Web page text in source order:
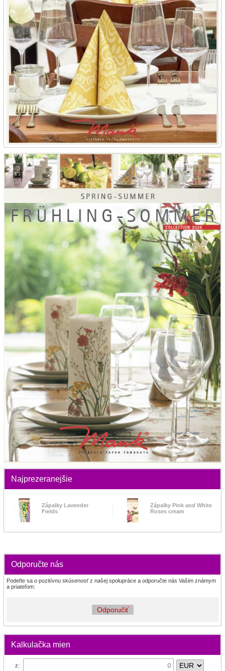
Najprezeranejšie
Zápalky Lavender
Fields
Zápalky Pink and White
Roses cream
Odporučte nás
Podeľte sa o pozitívnu skúsenosť z našej spolupráce a odporučte nás Vašim známym
a priateľom:
Odporučiť
Kalkulačka mien
z: